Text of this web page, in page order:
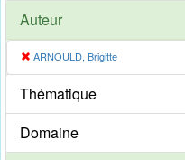
Auteur
ARNOULD, Brigitte
Thématique
Domaine